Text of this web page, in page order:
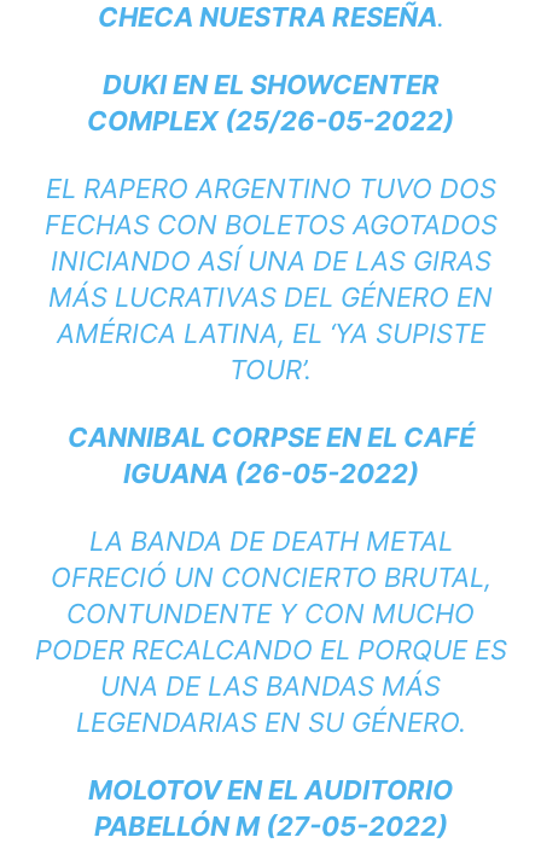
CHECA NUESTRA RESEÑA.
DUKI EN EL SHOWCENTER
COMPLEX (25/26-05-2022)
EL RAPERO ARGENTINO TUVO DOS
FECHAS CON BOLETOS AGOTADOS
INICIANDO ASÍ UNA DE LAS GIRAS
MÁS LUCRATIVAS DEL GÉNERO EN
AMÉRICA LATINA, EL ‘YA SUPISTE
TOUR’.
CANNIBAL CORPSE EN EL CAFÉ
IGUANA (26-05-2022)
LA BANDA DE DEATH METAL
OFRECIÓ UN CONCIERTO BRUTAL,
CONTUNDENTE Y CON MUCHO
PODER RECALCANDO EL PORQUE ES
UNA DE LAS BANDAS MÁS
LEGENDARIAS EN SU GÉNERO.
MOLOTOV EN EL AUDITORIO
PABELLÓN M (27-05-2022)